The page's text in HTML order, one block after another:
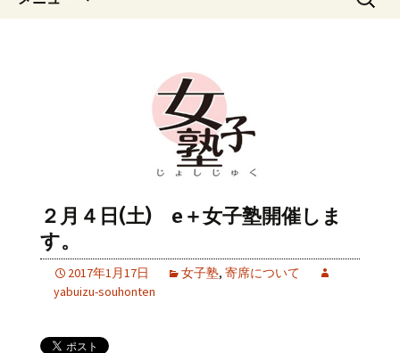
２月４日(土) e＋女子塾開催しま
す。
2017年1月17日 女子塾, 寄席について
yabuizu-souhonten